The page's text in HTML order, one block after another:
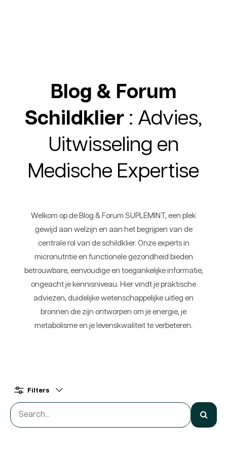
Blog & Forum
Schildklier : Advies,
Uitwisseling en
Medische Expertise
Welkom op de Blog & Forum SUPLEMINT, een plek
gewijd aan welzijn en aan het begrijpen van de
centrale rol van de schildklier. Onze experts in
micronutritie en functionele gezondheid bieden
betrouwbare, eenvoudige en toegankelijke informatie,
ongeacht je kennisniveau. Hier vindt je praktische
adviezen, duidelijke wetenschappelijke uitleg en
bronnen die zijn ontworpen om je energie, je
metabolisme en je levenskwaliteit te verbeteren.
Filters